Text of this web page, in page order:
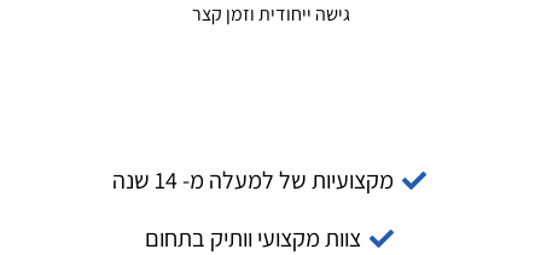
גישה ייחודית וזמן קצר
מקצועיות של למעלה מ- 14 שנה
צוות מקצועי וותיק בתחום